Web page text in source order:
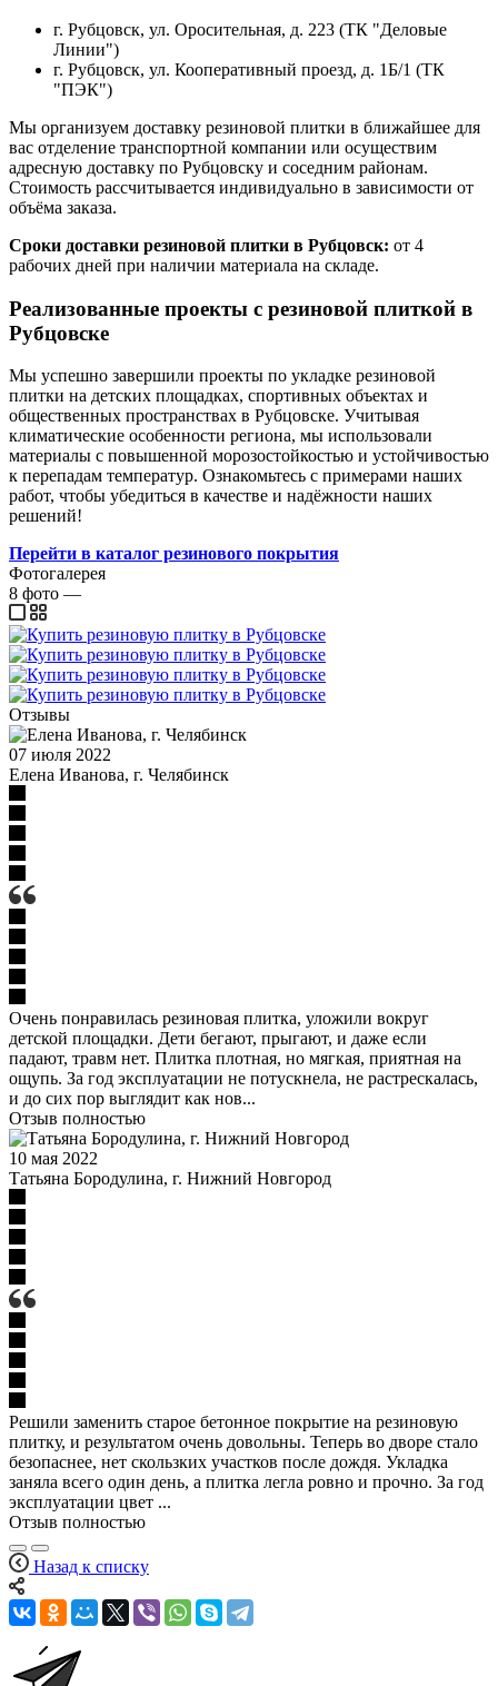
г. Рубцовск, ул. ​Оросительная, д. 223 (ТК "Деловые
Линии")
г. Рубцовск, ул. Кооперативный проезд, д. 1Б/1 (ТК
"ПЭК")
Мы организуем доставку резиновой плитки в ближайшее для
вас отделение транспортной компании или осуществим
адресную доставку по Рубцовску и соседним районам.
Стоимость рассчитывается индивидуально в зависимости от
объёма заказа.
Сроки доставки резиновой плитки в Рубцовск: от 4
рабочих дней при наличии материала на складе.
Реализованные проекты с резиновой плиткой в
Рубцовске
Мы успешно завершили проекты по укладке резиновой
плитки на детских площадках, спортивных объектах и
общественных пространствах в Рубцовске. Учитывая
климатические особенности региона, мы использовали
материалы с повышенной морозостойкостью и устойчивостью
к перепадам температур. Ознакомьтесь с примерами наших
работ, чтобы убедиться в качестве и надёжности наших
решений!
Перейти в каталог резинового покрытия
Фотогалерея
8 фото —
Отзывы
07 июля 2022
Елена Иванова, г. Челябинск
Очень понравилась резиновая плитка, уложили вокруг
детской площадки. Дети бегают, прыгают, и даже если
падают, травм нет. Плитка плотная, но мягкая, приятная на
ощупь. За год эксплуатации не потускнела, не растрескалась,
и до сих пор выглядит как нов...
Отзыв полностью
10 мая 2022
Татьяна Бородулина, г. Нижний Новгород
Решили заменить старое бетонное покрытие на резиновую
плитку, и результатом очень довольны. Теперь во дворе стало
безопаснее, нет скользких участков после дождя. Укладка
заняла всего один день, а плитка легла ровно и прочно. За год
эксплуатации цвет ...
Отзыв полностью
Назад к списку